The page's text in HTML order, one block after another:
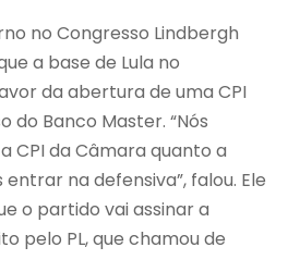
no Congresso Lindbergh
a base de Lula no
da abertura de uma CPI
do Banco Master. “Nós
CPI da Câmara quanto a
entrar na defensiva”, falou. Ele
o partido vai assinar a
pelo PL, que chamou de